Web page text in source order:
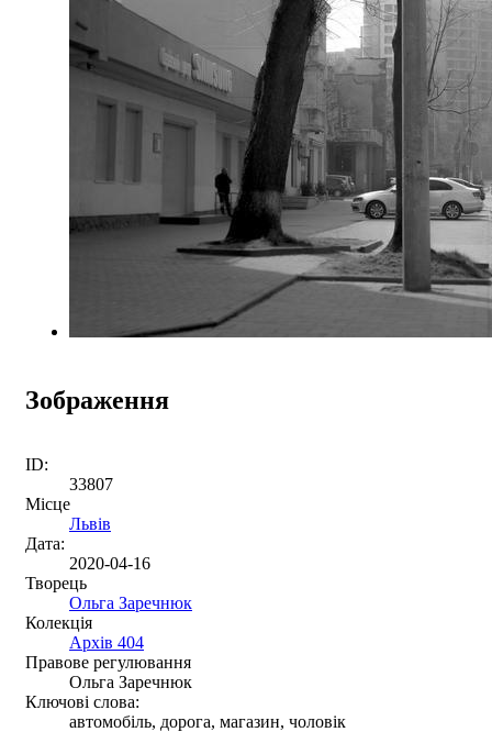
Зображення
ID:
33807
Місце
Львів
Дата:
2020-04-16
Творець
Ольга Заречнюк
Колекція
Архів 404
Правове регулювання
Ольга Заречнюк
Ключові слова:
автомобіль, дорога, магазин, чоловік